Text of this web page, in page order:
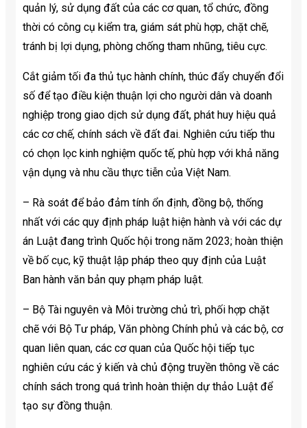
quản lý, sử dụng đất của các cơ quan, tổ chức, đồng
thời có công cụ kiểm tra, giám sát phù hợp, chặt chẽ,
tránh bị lợi dụng, phòng chống tham nhũng, tiêu cực.
Cắt giảm tối đa thủ tục hành chính, thúc đẩy chuyển đổi
số để tạo điều kiện thuận lợi cho người dân và doanh
nghiệp trong giao dịch sử dụng đất, phát huy hiệu quả
các cơ chế, chính sách về đất đai. Nghiên cứu tiếp thu
có chọn lọc kinh nghiệm quốc tế, phù hợp với khả năng
vận dụng và nhu cầu thực tiễn của Việt Nam.
– Rà soát để bảo đảm tính ổn định, đồng bộ, thống
nhất với các quy định pháp luật hiện hành và với các dự
án Luật đang trình Quốc hội trong năm 2023; hoàn thiện
về bố cục, kỹ thuật lập pháp theo quy định của Luật
Ban hành văn bản quy phạm pháp luật.
– Bộ Tài nguyên và Môi trường chủ trì, phối hợp chặt
chẽ với Bộ Tư pháp, Văn phòng Chính phủ và các bộ, cơ
quan liên quan, các cơ quan của Quốc hội tiếp tục
nghiên cứu các ý kiến và chủ động truyền thông về các
chính sách trong quá trình hoàn thiện dự thảo Luật để
tạo sự đồng thuận.